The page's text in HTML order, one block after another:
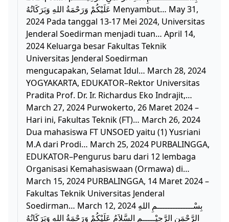
عَلَيْكُمْ وَرَحْمَةُ اللهِ وَبَرَكَاتُهُ Menyambut… May 31,
2024 Pada tanggal 13-17 Mei 2024, Universitas
Jenderal Soedirman menjadi tuan… April 14,
2024 Keluarga besar Fakultas Teknik
Universitas Jenderal Soedirman
mengucapakan, Selamat Idul… March 28, 2024
YOGYAKARTA, EDUKATOR–Rektor Universitas
Pradita Prof. Dr. Ir. Richardus Eko Indrajit,…
March 27, 2024 Purwokerto, 26 Maret 2024 –
Hari ini, Fakultas Teknik (FT)… March 26, 2024
Dua mahasiswa FT UNSOED yaitu (1) Yusriani
M.A dari Prodi… March 25, 2024 PURBALINGGA,
EDUKATOR–Pengurus baru dari 12 lembaga
Organisasi Kemahasiswaan (Ormawa) di…
March 15, 2024 PURBALINGGA, 14 Maret 2024 –
Fakultas Teknik Universitas Jenderal
Soedirman… March 12, 2024 بِسْــــــــــــــمِ اللهِ
الرَّحْمَنِ الرَّحِيْـــــم السَّلاَمُ عَلَيْكُمْ وَرَحْمَةُ اللهِ وَبَرَكَاتُهُ